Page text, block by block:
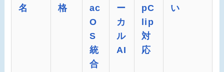
名
格
ac
O
S
統
合
ー
カ
ル
AI
pC
lip
対
応
い